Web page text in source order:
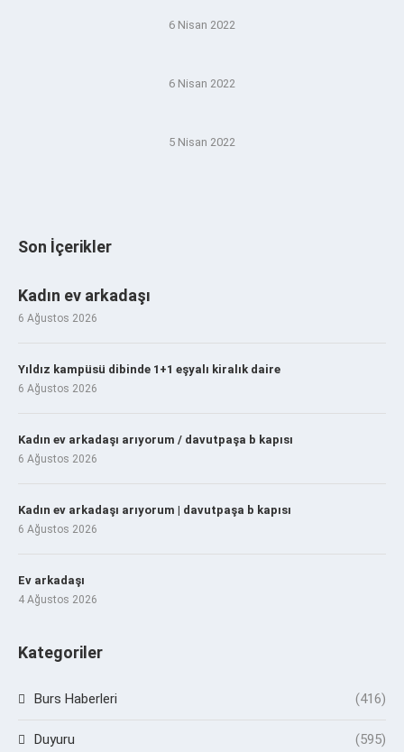
6 Nisan 2022
6 Nisan 2022
5 Nisan 2022
Son İçerikler
Kadın ev arkadaşı
6 Ağustos 2026
Yıldız kampüsü dibinde 1+1 eşyalı kiralık daire
6 Ağustos 2026
Kadın ev arkadaşı arıyorum / davutpaşa b kapısı
6 Ağustos 2026
Kadın ev arkadaşı arıyorum | davutpaşa b kapısı
6 Ağustos 2026
Ev arkadaşı
4 Ağustos 2026
Kategoriler
Burs Haberleri (416)
Duyuru (595)